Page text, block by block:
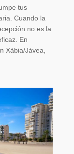
tus
Cuando la
no es la
En
Xàbia/Jávea,